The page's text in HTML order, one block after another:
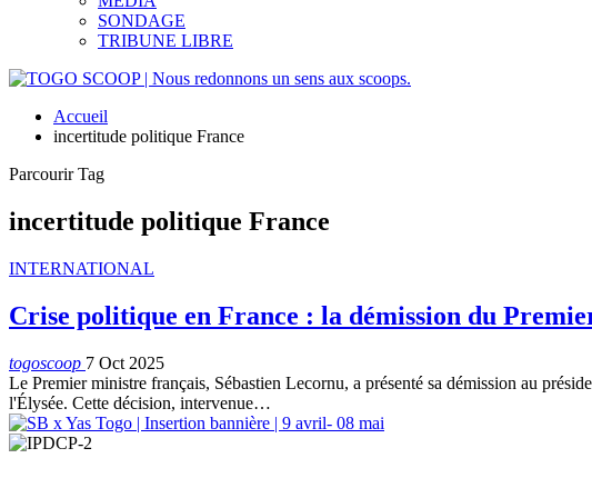
SONDAGE
TRIBUNE LIBRE
Accueil
incertitude politique France
Parcourir Tag
incertitude politique France
INTERNATIONAL
Crise politique en France : la démission du
togoscoop 7 Oct 2025
Le Premier ministre français, Sébastien Lecornu, a présenté sa démission au
l'Élysée. Cette décision, intervenue…